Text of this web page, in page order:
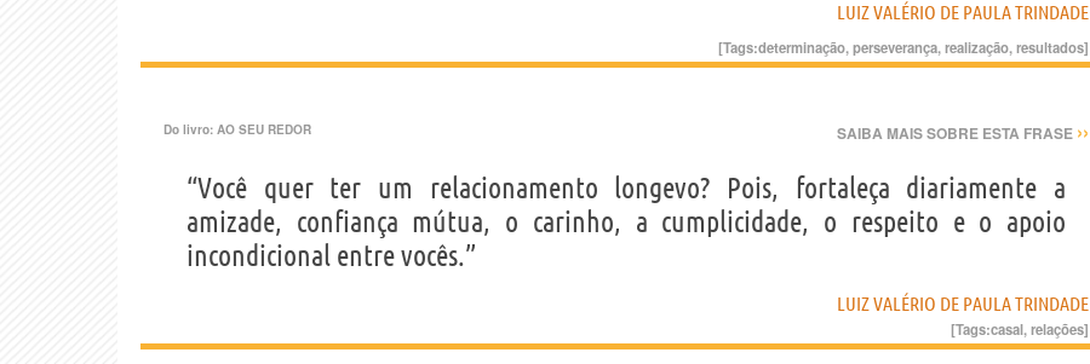
LUIZ VALÉRIO DE PAULA TRINDADE
[Tags:determinação,perseverança,realização,resultados]
Do livro: AO SEU REDOR SAIBA MAIS SOBRE ESTA FRASE ››
“Você quer ter um relacionamento longevo? Pois, fortaleça diariamente a
amizade, confiança mútua, o carinho, a cumplicidade, o respeito e o apoio
incondicional entre vocês.”
LUIZ VALÉRIO DE PAULA TRINDADE
[Tags:casal,relações]